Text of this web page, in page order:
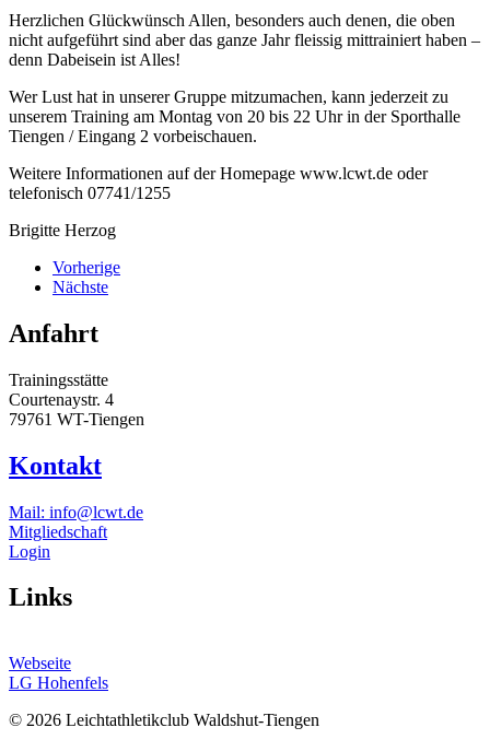
Herzlichen Glückwünsch Allen, besonders auch denen, die oben
nicht aufgeführt sind aber das ganze Jahr fleissig mittrainiert haben –
denn Dabeisein ist Alles!
Wer Lust hat in unserer Gruppe mitzumachen, kann jederzeit zu
unserem Training am Montag von 20 bis 22 Uhr in der Sporthalle
Tiengen / Eingang 2 vorbeischauen.
Weitere Informationen auf der Homepage www.lcwt.de oder
telefonisch 07741/1255
Brigitte Herzog
Vorherige
Nächste
Anfahrt
Trainingsstätte
Courtenaystr. 4
79761 WT-Tiengen
Kontakt
Mail: info@lcwt.de
Mitgliedschaft
Login
Links
Webseite
LG Hohenfels
© 2026 Leichtathletikclub Waldshut-Tiengen